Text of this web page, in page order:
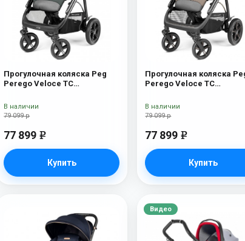
Прогулочная коляска Peg
Perego Veloce TC
Perego Veloce TC (Metal
New)
79 099 р
77 899 e
Купить
В наличии
Прогулочная коляска
Perego Veloce TC
Perego Veloce TC (Pine
79 099 р
77 899 e
Купить
В наличии
Видео